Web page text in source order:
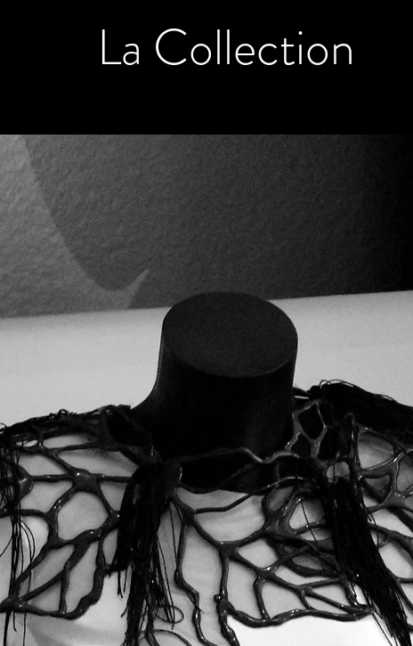
La Collection